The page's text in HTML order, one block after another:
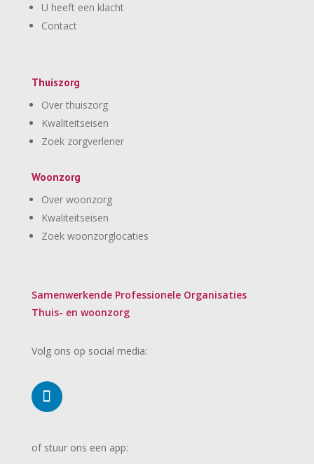
U heeft een klacht
Contact
Thuiszorg
Over thuiszorg
Kwaliteitseisen
Zoek zorgverlener
Woonzorg
Over woonzorg
Kwaliteitseisen
Zoek woonzorglocaties
Samenwerkende Professionele Organisaties
Thuis- en woonzorg
Volg ons op social media:
of stuur ons een app: